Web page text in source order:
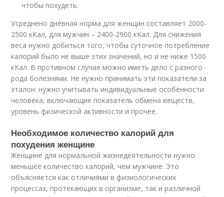
чтобы похудеть.
Усреднено дневная норма для женщин составляет 2000-
2500 кКал, для мужчин – 2400-2900 кКал. Для снижения
веса нужно добиться того, чтобы суточное потребление
калорий было не выше этих значений, но и не ниже 1500
кКал. В противном случае можно иметь дело с разного
рода болезнями. Не нужно принимать эти показатели за
эталон: нужно учитывать индивидуальные особенности
человека, включающие показатель обмена веществ,
уровень физической активности и прочее.
Необходимое количество калорий для
похудения женщине
Женщине для нормальной жизнедеятельности нужно
меньшее количество калорий, чем мужчине. Это
объясняется как отличиями в физиологических
процессах, протекающих в организме, так и различной